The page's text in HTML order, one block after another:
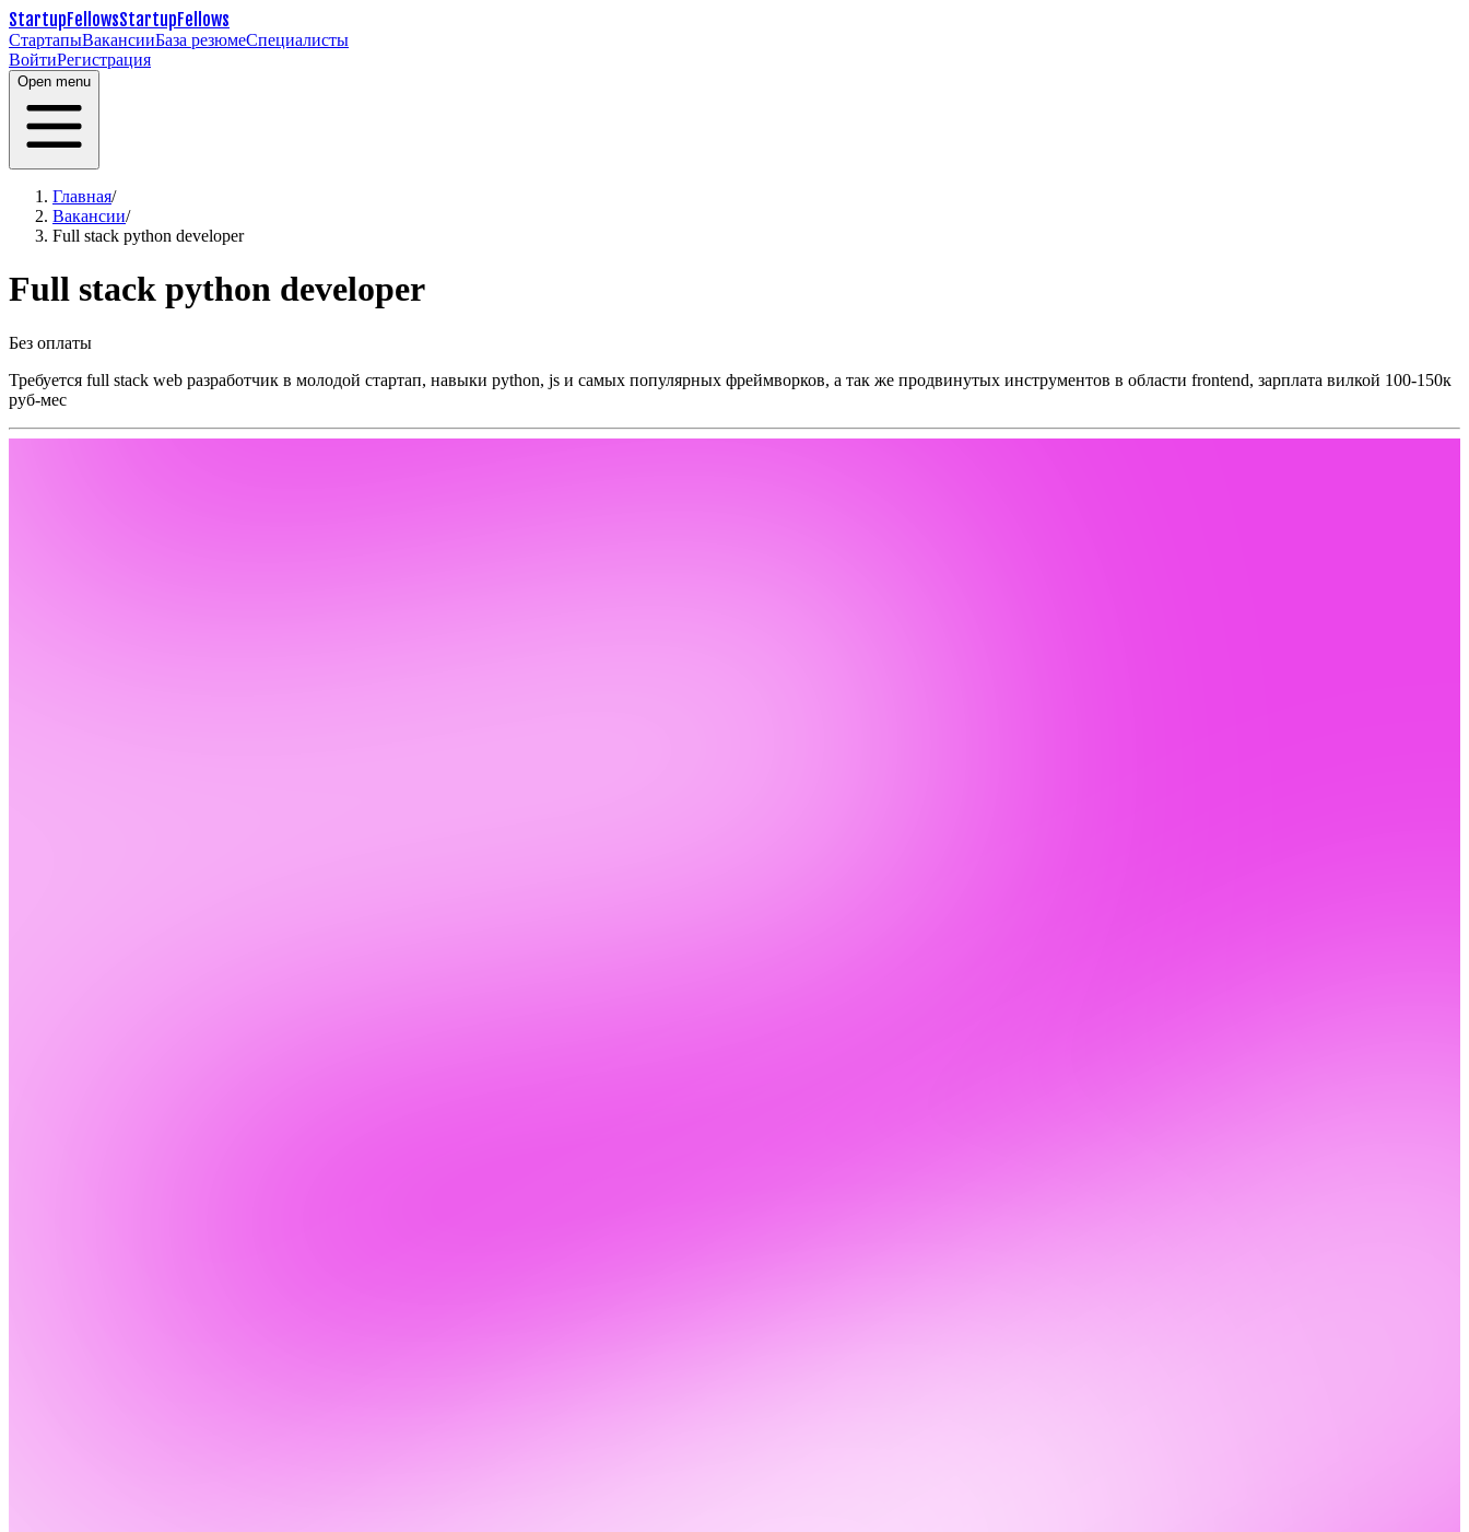
StartupFellowsStartupFellows
СтартапыВакансииБаза резюмеСпециалисты
ВойтиРегистрация
Open menu
Главная/
Вакансии/
Full stack python developer
Full stack python developer
Без оплаты
Требуется full stack web разработчик в молодой стартап, навыки python, js и самых популярных фреймворков, а так же продвинутых инструментов в области frontend, зарплата вилкой 100-150к
руб-мес